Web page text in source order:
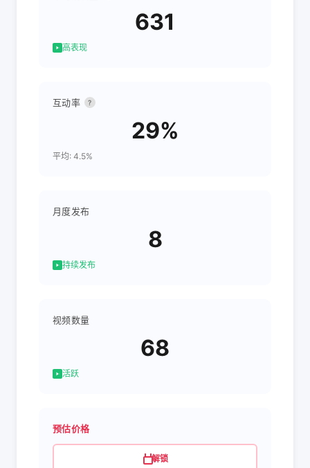
631
高表现
互动率 ?
29%
平均: 4.5%
月度发布
8
持续发布
视频数量
68
活跃
预估价格
解锁